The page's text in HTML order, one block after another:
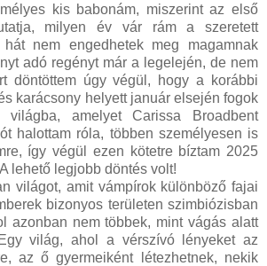
kis babonám, miszerint az első
milyen év vár rám a szeretett
nem engedhetek meg magamnak
adó regényt már a legelején, de nem
döntöttem úgy végül, hogy a korábbi
karácsony helyett január elsején fogok
amelyet Carissa Broadbent
halottam róla, többen személyesen is
így végül ezen kötetre bíztam 2025
lehető legjobb döntés volt!
világot, amit vámpírok különböző fajai
bizonyos területen szimbiózisban
azonban nem többek, mint vágás alatt
világ, ahol a vérszívó lényeket az
az ő gyermeiként létezhetnek, nekik